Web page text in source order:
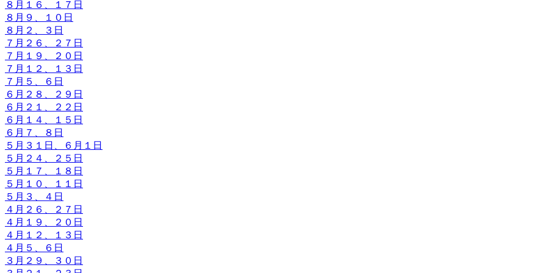
８月１６、１７日
８月９、１０日
８月２、３日
７月２６、２７日
７月１９、２０日
７月１２、１３日
７月５、６日
６月２８、２９日
６月２１、２２日
６月１４、１５日
６月７、８日
５月３１日、６月１日
５月２４、２５日
５月１７、１８日
５月１０、１１日
５月３、４日
４月２６、２７日
４月１９、２０日
４月１２、１３日
４月５、６日
３月２９、３０日